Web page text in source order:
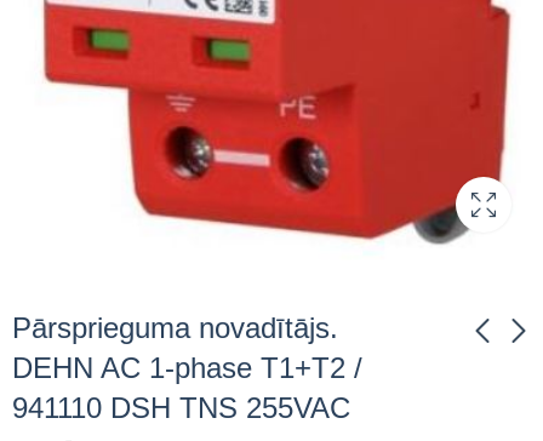
Pārsprieguma novadītājs.
DEHN AC 1-phase T1+T2 /
941110 DSH TNS 255VACPārsprieguma